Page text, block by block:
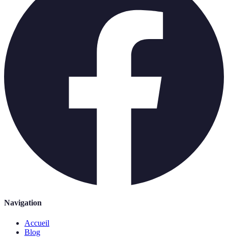
Navigation
Accueil
Blog